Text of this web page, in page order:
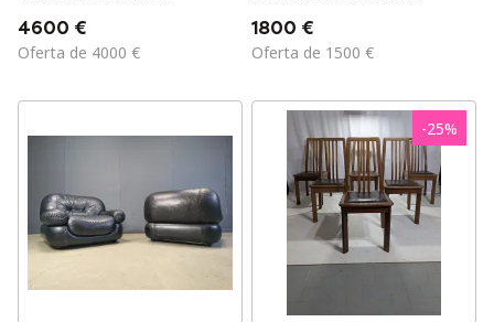
para Mobil Girgi
4600 €
Oferta de 4000 €
para Mobil Girgi
1800 €
Oferta de 1500 €
-25%